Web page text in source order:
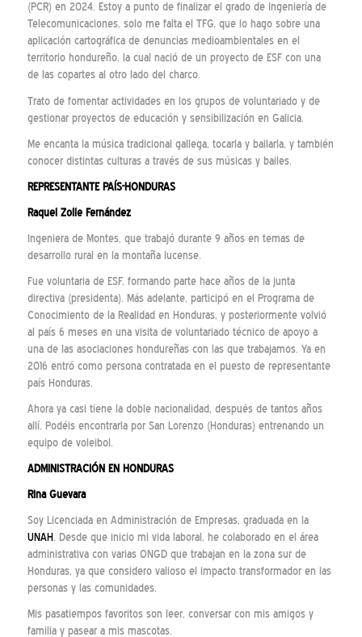
(PCR) en 2024. Estoy a punto de finalizar el grado de Ingeniería de
Telecomunicaciones, solo me falta el TFG, que lo hago sobre una
aplicación cartográfica de denuncias medioambientales en el
territorio hondureño, la cual nació de un proyecto de ESF con una
de las copartes al otro lado del charco.
Trato de fomentar actividades en los grupos de voluntariado y de
gestionar proyectos de educación y sensibilización en Galicia.
Me encanta la música tradicional gallega, tocarla y bailarla, y también
conocer distintas culturas a través de sus músicas y bailes.
REPRESENTANTE PAÍS-HONDURAS
Raquel Zolle Fernández
Ingeniera de Montes, que trabajó durante 9 años en temas de
desarrollo rural en la montaña lucense.
Fue voluntaria de ESF, formando parte hace años de la junta
directiva (presidenta). Más adelante, participó en el Programa de
Conocimiento de la Realidad en Honduras, y posteriormente volvió
al país 6 meses en una visita de voluntariado técnico de apoyo a
una de las asociaciones hondureñas con las que trabajamos. Ya en
2016 entró como persona contratada en el puesto de representante
país Honduras.
Ahora ya casi tiene la doble nacionalidad, después de tantos años
allí. Podéis encontrarla por San Lorenzo (Honduras) entrenando un
equipo de voleibol.
ADMINISTRACIÓN EN HONDURAS
Rina Guevara
Soy Licenciada en Administración de Empresas, graduada en la
UNAH . Desde que inicio mi vida laboral, he colaborado en el área
administrativa con varias ONGD que trabajan en la zona sur de
Honduras, ya que considero valioso el impacto transformador en las
personas y las comunidades.
Mis pasatiempos favoritos son leer, conversar con mis amigos y
familia y pasear a mis mascotas.